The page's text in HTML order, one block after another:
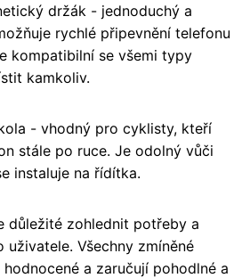
držák - jednoduchý a
rychlé připevnění telefonu
kompatibilní se všemi typy
kamkoliv.
- vhodný pro cyklisty, kteří
stále po ruce. Je odolný vůči
instaluje na řídítka.
důležité zohlednit potřeby a
uživatele. Všechny zmíněné
a zaručují pohodlné a